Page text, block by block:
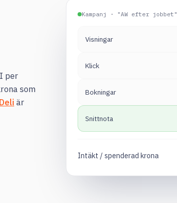
per
som
är
Kampanj · "AW efter jobbet"
Visningar
Klick
Bokningar
Snittnota
Intäkt / spenderad krona